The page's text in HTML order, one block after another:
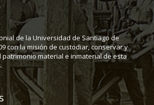
de la Universidad de Santiago de
con la misión de custodiar, conservar y
material e inmaterial de esta